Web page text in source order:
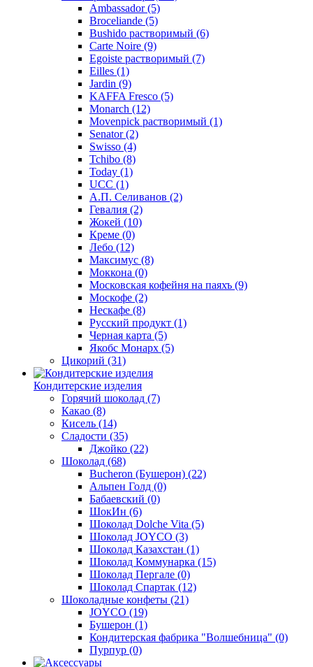
Ambassador(5)
Broceliande (5)
Bushido растворимый (6)
Carte Noire (9)
Egoiste растворимый (7)
Eilles (1)
Jardin (9)
KAFFA Fresco (5)
Monarch (12)
Movenpick растворимый (1)
Senator(2)
Swisso (4)
Tchibo (8)
Today (1)
UCC (1)
А.П. Селиванов (2)
Гевалия (2)
Жокей (10)
Креме (0)
Лебо (12)
Максимус (8)
Моккона (0)
Московская кофейня на паяхъ (9)
Москофе (2)
Нескафе (8)
Русский продукт (1)
Черная карта (5)
Якобс Монарх (5)
Цикорий (31)
Кондитерские изделия
Горячий шоколад (7)
Какао (8)
Кисель (14)
Сладости (35)
Джойко (22)
Шоколад (68)
Bucheron (Бушерон) (22)
Альпен Голд (0)
Бабаевский (0)
ШокИн (6)
Шоколад Dolche Vita (5)
Шоколад JOYCO (3)
Шоколад Казахстан (1)
Шоколад Коммунарка (15)
Шоколад Пергале (0)
Шоколад Спартак (12)
Шоколадные конфеты (21)
JOYCO (19)
Бушерон (1)
Кондитерская фабрика "Волшебница" (0)
Пурпур (0)